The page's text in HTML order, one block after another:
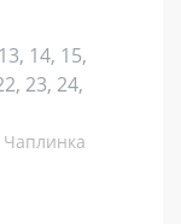
14, 15,
23, 24,
Чаплинка